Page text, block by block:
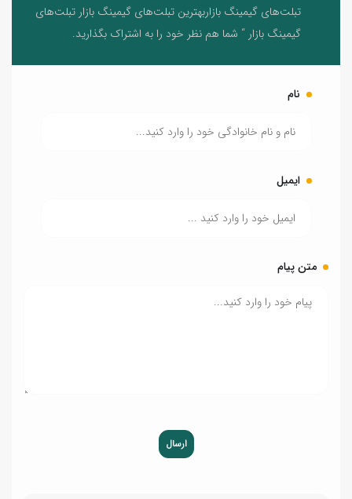
تبلت‌های گیمینگ بازاربهترین تبلت‌های گیمینگ بازار تبلت‌های
گیمینگ بازار “ شما هم نظر خود را به اشتراک بگذارید.
نام
ایمیل
متن پیام
ارسال